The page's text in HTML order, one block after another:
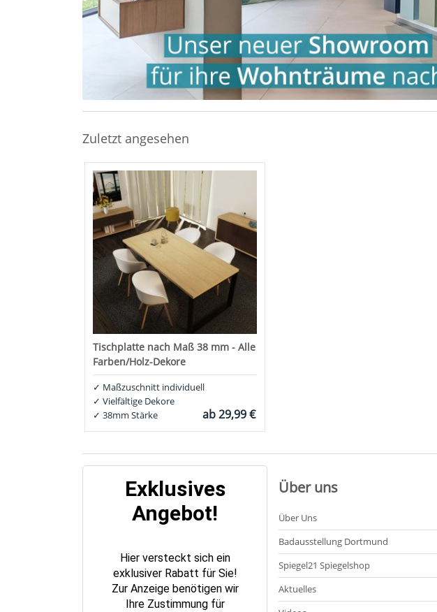
Zuletzt angesehen
Tischplatte nach Maß 38 mm - Alle
Farben/Holz-Dekore
✓ Maßzuschnitt individuell
✓ Vielfältige Dekore
✓ 38mm Stärke ab29,99 €
Exklusives
Angebot!
Hier versteckt sich ein
exklusiver Rabatt für Sie!
Zur Anzeige benötigen wir
Ihre Zustimmung für
Über uns
Über Uns
Badausstellung Dortmund
Spiegel21 Spiegelshop
Aktuelles